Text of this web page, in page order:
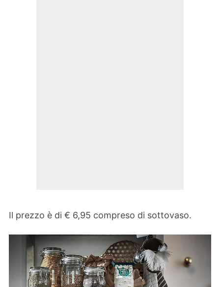
Il prezzo è di € 6,95 compreso di sottovaso.